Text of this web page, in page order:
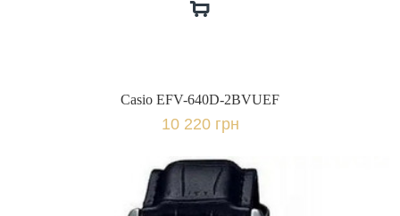
Casio EFV-640D-2BVUEF
10 220 грн